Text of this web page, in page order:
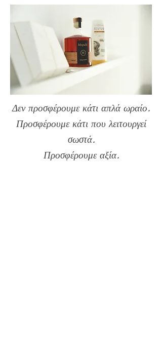
Δεν προσφέρουμε κάτι απλά ωραίο.
Προσφέρουμε κάτι που λειτουργεί
σωστά.
Προσφέρουμε αξία.